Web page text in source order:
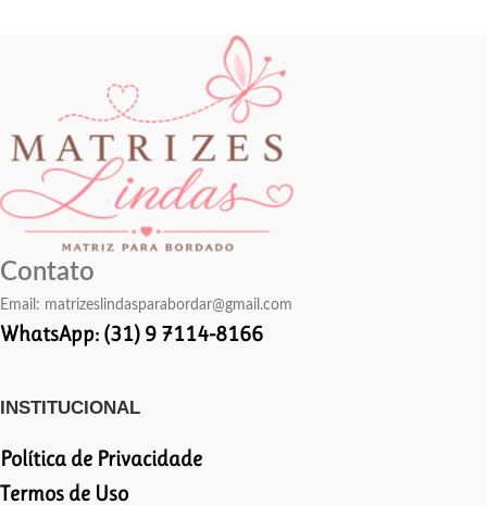
Contato
Email: matrizeslindasparabordar@gmail.com
WhatsApp: (31) 9 7114-8166
INSTITUCIONAL
Política de Privacidade
Termos de Uso